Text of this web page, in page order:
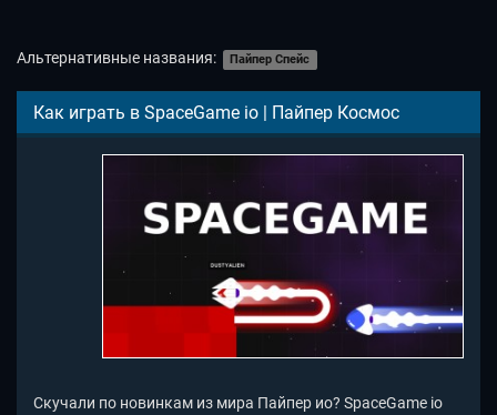
Альтернативные названия: Пайпер Спейс
Как играть в SpaceGame io | Пайпер Космос
Скучали по новинкам из мира Пайпер ио? SpaceGame io